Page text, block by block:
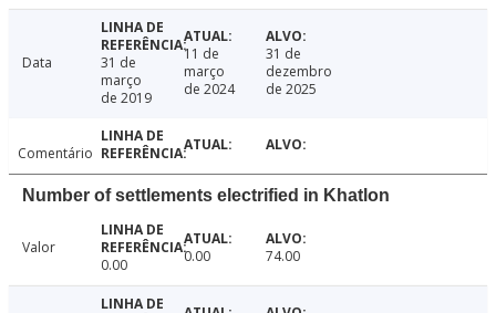
Data
31 de
março
de 2019
11 de
março
de 2024
31 de
dezembro
de 2025
Comentário
Number of settlements electrified in Khatlon
Valor
0.00
0.00 74.00